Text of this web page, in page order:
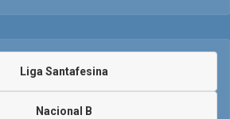
Liga Santafesina
Nacional B